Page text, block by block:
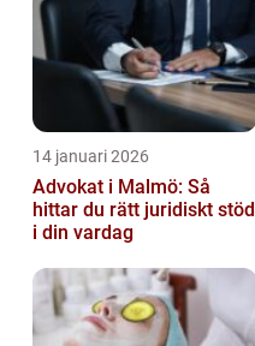
14 januari 2026
Advokat i Malmö: Så
hittar du rätt juridiskt stöd
i din vardag